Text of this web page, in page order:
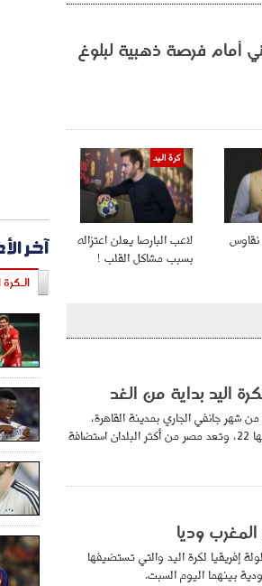
الوطني أمام فرصة ذهبية لبلوغ
كرة اليد
لاعب البارصا يعلن اعتزاله
بسبب مشاكل القلب !
اليد بداية من الغد
تحتضن دولة مصر في الفترة الممتدة من 21 إلى 30 من شهر جانفي الجاري بمدينة القاهرة،
بطولة كأس الأمم الإفريقية لكرة اليد رجال في طبعتها 22، وتعد مصر من أكثر البلدان استضافة
المغرب وديا
إفريقيا لكرة اليد والتي تستضيفها
آخر
الـكرة